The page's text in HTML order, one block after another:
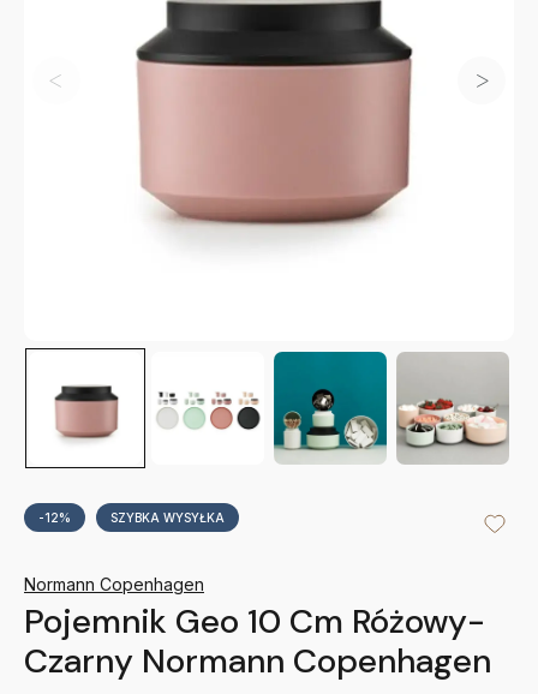
-12% SZYBKA WYSYŁKA
Normann Copenhagen
Pojemnik Geo 10 Cm Różowy-
Czarny Normann Copenhagen